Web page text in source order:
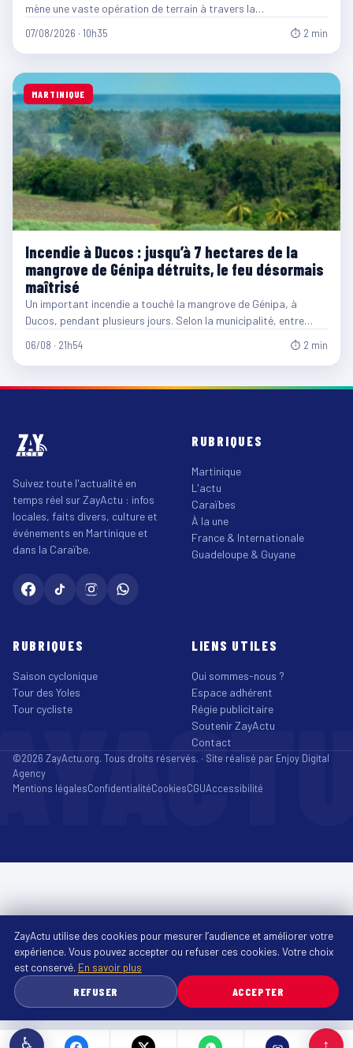
mène une vaste opération de terrain à travers la…
07/08/2026 · 10h35 ⏱ 2 min
MARTINIQUE
Incendie à Ducos : jusqu’à 7 hectares de la
mangrove de Génipa détruits, le feu désormais
maîtrisé
Un important incendie a touché la mangrove de Génipa, à
Ducos, pendant plusieurs jours. Selon la municipalité, entre…
06/08 · 21h54 ⏱ 2 min
Suivez toute l'actualité en
temps réel sur ZayActu : infos
locales, faits divers, culture et
événements en Martinique et
dans la Caraïbe.
RUBRIQUES
Martinique
L'actu
Caraïbes
À la une
France & Internationale
Guadeloupe & Guyane
RUBRIQUES
Saison cyclonique
Tour des Yoles
Tour cycliste
LIENS UTILES
Qui sommes-nous ?
Espace adhérent
Régie publicitaire
Soutenir ZayActu
Contact
©2026 ZayActu.org. Tous droits réservés. · Site réalisé par Enjoy Digital
Agency
Mentions légalesConfidentialitéCookiesCGUAccessibilité
♿
ZayActu utilise des cookies pour mesurer l’audience et améliorer votre
expérience. Vous pouvez accepter ou refuser ces cookies. Votre choix
est conservé. En savoir plus
REFUSER
ACCEPTER